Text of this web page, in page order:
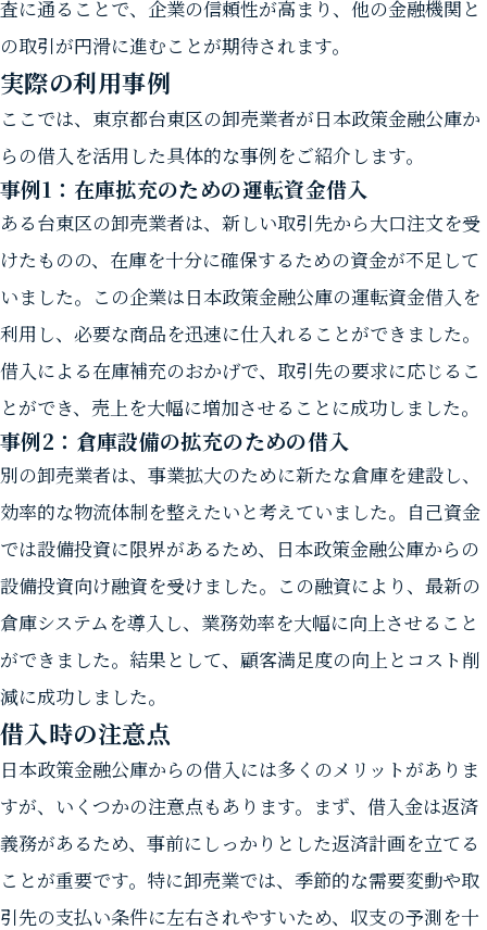
査に通ることで、企業の信頼性が高まり、他の金融機関と
の取引が円滑に進むことが期待されます。
実際の利用事例
ここでは、東京都台東区の卸売業者が日本政策金融公庫か
らの借入を活用した具体的な事例をご紹介します。
事例1：在庫拡充のための運転資金借入
ある台東区の卸売業者は、新しい取引先から大口注文を受
けたものの、在庫を十分に確保するための資金が不足して
いました。この企業は日本政策金融公庫の運転資金借入を
利用し、必要な商品を迅速に仕入れることができました。
借入による在庫補充のおかげで、取引先の要求に応じるこ
とができ、売上を大幅に増加させることに成功しました。
事例2：倉庫設備の拡充のための借入
別の卸売業者は、事業拡大のために新たな倉庫を建設し、
効率的な物流体制を整えたいと考えていました。自己資金
では設備投資に限界があるため、日本政策金融公庫からの
設備投資向け融資を受けました。この融資により、最新の
倉庫システムを導入し、業務効率を大幅に向上させること
ができました。結果として、顧客満足度の向上とコスト削
減に成功しました。
借入時の注意点
日本政策金融公庫からの借入には多くのメリットがありま
すが、いくつかの注意点もあります。まず、借入金は返済
義務があるため、事前にしっかりとした返済計画を立てる
ことが重要です。特に卸売業では、季節的な需要変動や取
引先の支払い条件に左右されやすいため、収支の予測を十